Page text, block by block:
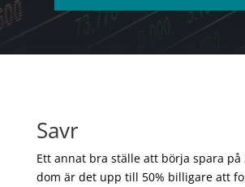
Savr
Ett annat bra ställe att börja spara på
dom är det upp till 50% billigare att